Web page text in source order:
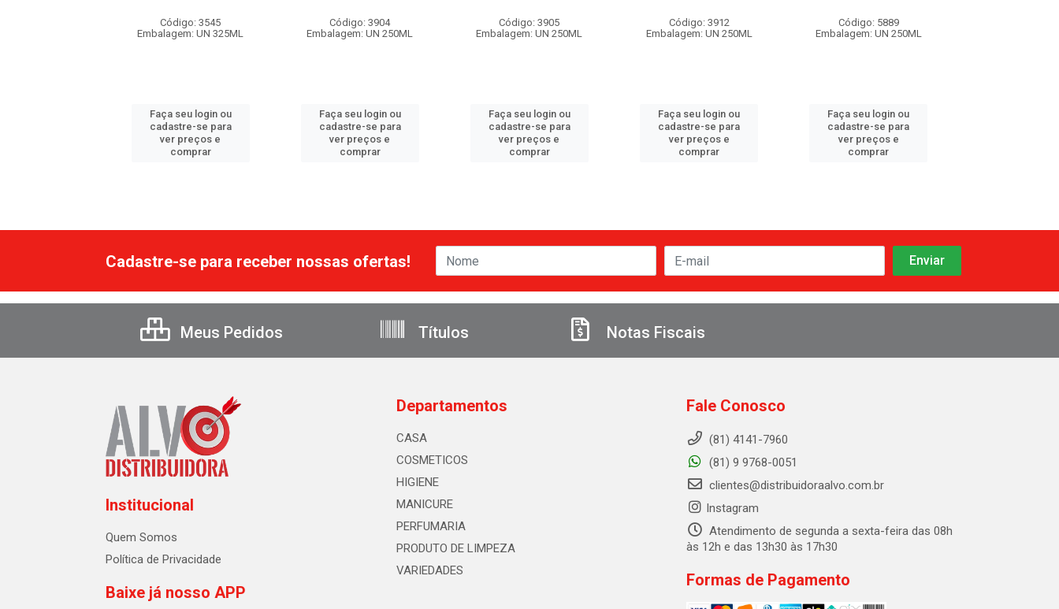
Código: 3545
Embalagem: UN 325ML
Faça seu login ou
cadastre-se para
ver preços e
comprar
Código: 3904
Embalagem: UN 250ML
Faça seu login ou
cadastre-se para
ver preços e
comprar
Código: 3905
Embalagem: UN 250ML
Faça seu login ou
cadastre-se para
ver preços e
comprar
Código: 3912
Embalagem: UN 250ML
Faça seu login ou
cadastre-se para
ver preços e
comprar
Código: 5889
Embalagem: UN 250ML
Faça seu login ou
cadastre-se para
ver preços e
comprar
Cadastre-se para receber nossas ofertas!
Meus Pedidos Títulos Notas Fiscais
Institucional
Quem Somos
Política de Privacidade
Baixe já nosso APP
Departamentos
CASA
COSMETICOS
HIGIENE
MANICURE
PERFUMARIA
PRODUTO DE LIMPEZA
VARIEDADES
Fale Conosco
(81) 4141-7960
(81) 9 9768-0051
clientes@distribuidoraalvo.com.br
Instagram
Atendimento de segunda a sexta-feira das 08h
às 12h e das 13h30 às 17h30
Formas de Pagamento